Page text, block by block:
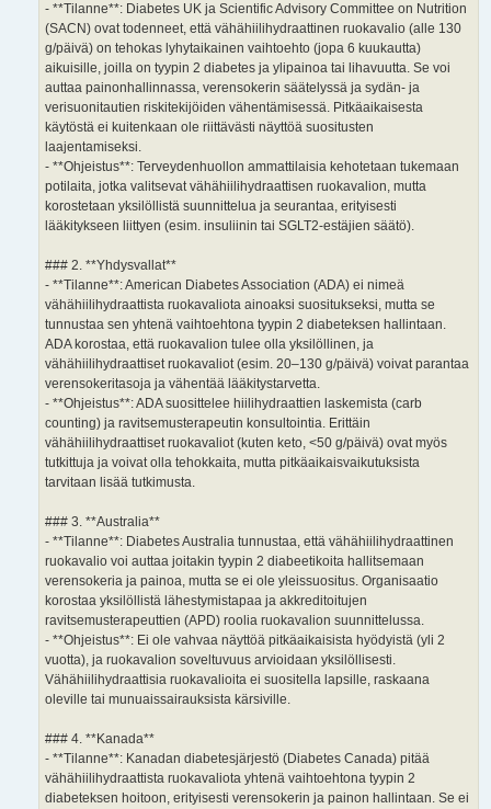
- **Tilanne**: Diabetes UK ja Scientific Advisory Committee on Nutrition
(SACN) ovat todenneet, että vähähiilihydraattinen ruokavalio (alle 130
g/päivä) on tehokas lyhytaikainen vaihtoehto (jopa 6 kuukautta)
aikuisille, joilla on tyypin 2 diabetes ja ylipainoa tai lihavuutta. Se voi
auttaa painonhallinnassa, verensokerin säätelyssä ja sydän- ja
verisuonitautien riskitekijöiden vähentämisessä. Pitkäaikaisesta
käytöstä ei kuitenkaan ole riittävästi näyttöä suositusten
laajentamiseksi.
- **Ohjeistus**: Terveydenhuollon ammattilaisia kehotetaan tukemaan
potilaita, jotka valitsevat vähähiilihydraattisen ruokavalion, mutta
korostetaan yksilöllistä suunnittelua ja seurantaa, erityisesti
lääkitykseen liittyen (esim. insuliinin tai SGLT2-estäjien säätö).
### 2. **Yhdysvallat**
- **Tilanne**: American Diabetes Association (ADA) ei nimeä
vähähiilihydraattista ruokavaliota ainoaksi suositukseksi, mutta se
tunnustaa sen yhtenä vaihtoehtona tyypin 2 diabeteksen hallintaan.
ADA korostaa, että ruokavalion tulee olla yksilöllinen, ja
vähähiilihydraattiset ruokavaliot (esim. 20–130 g/päivä) voivat parantaa
verensokeritasoja ja vähentää lääkitystarvetta.
- **Ohjeistus**: ADA suosittelee hiilihydraattien laskemista (carb
counting) ja ravitsemusterapeutin konsultointia. Erittäin
vähähiilihydraattiset ruokavaliot (kuten keto, <50 g/päivä) ovat myös
tutkittuja ja voivat olla tehokkaita, mutta pitkäaikaisvaikutuksista
tarvitaan lisää tutkimusta.
### 3. **Australia**
- **Tilanne**: Diabetes Australia tunnustaa, että vähähiilihydraattinen
ruokavalio voi auttaa joitakin tyypin 2 diabeetikoita hallitsemaan
verensokeria ja painoa, mutta se ei ole yleissuositus. Organisaatio
korostaa yksilöllistä lähestymistapaa ja akkreditoitujen
ravitsemusterapeuttien (APD) roolia ruokavalion suunnittelussa.
- **Ohjeistus**: Ei ole vahvaa näyttöä pitkäaikaisista hyödyistä (yli 2
vuotta), ja ruokavalion soveltuvuus arvioidaan yksilöllisesti.
Vähähiilihydraattisia ruokavalioita ei suositella lapsille, raskaana
oleville tai munuaissairauksista kärsiville.
### 4. **Kanada**
- **Tilanne**: Kanadan diabetesjärjestö (Diabetes Canada) pitää
vähähiilihydraattista ruokavaliota yhtenä vaihtoehtona tyypin 2
diabeteksen hoitoon, erityisesti verensokerin ja painon hallintaan. Se ei